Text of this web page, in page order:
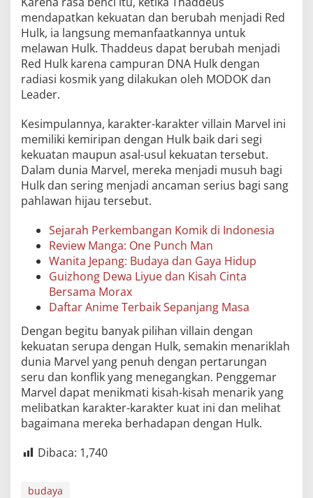
mendapatkan kekuatan dan berubah menjadi Red
Hulk, ia langsung memanfaatkannya untuk
melawan Hulk. Thaddeus dapat berubah menjadi
Red Hulk karena campuran DNA Hulk dengan
radiasi kosmik yang dilakukan oleh MODOK dan
Leader.
Kesimpulannya, karakter-karakter villain Marvel ini
memiliki kemiripan dengan Hulk baik dari segi
kekuatan maupun asal-usul kekuatan tersebut.
Dalam dunia Marvel, mereka menjadi musuh bagi
Hulk dan sering menjadi ancaman serius bagi sang
pahlawan hijau tersebut.
Sejarah Perkembangan Komik di Indonesia
Review Manga: One Punch Man
Wanita Jepang: Budaya dan Gaya Hidup
Guizhong Dewa Liyue dan Kisah Cinta
Bersama Morax
Daftar Anime Terbaik Sepanjang Masa
Dengan begitu banyak pilihan villain dengan
kekuatan serupa dengan Hulk, semakin menariklah
dunia Marvel yang penuh dengan pertarungan
seru dan konflik yang menegangkan. Penggemar
Marvel dapat menikmati kisah-kisah menarik yang
melibatkan karakter-karakter kuat ini dan melihat
bagaimana mereka berhadapan dengan Hulk.
Dibaca: 1,740
budaya